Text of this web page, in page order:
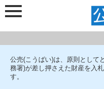
公
公売(こうばい)は、原則として
務署)が差し押さえた財産を入
す。